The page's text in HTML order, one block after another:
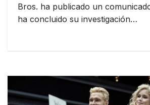
Bros. ha publicado un
ha concluido su investigación…